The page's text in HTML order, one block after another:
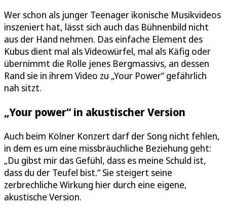
Wer schon als junger Teenager ikonische Musikvideos
inszeniert hat, lässt sich auch das Bühnenbild nicht
aus der Hand nehmen. Das einfache Element des
Kubus dient mal als Videowürfel, mal als Käfig oder
übernimmt die Rolle jenes Bergmassivs, an dessen
Rand sie in ihrem Video zu „Your Power“ gefährlich
nah sitzt.
„Your power“ in akustischer Version
Auch beim Kölner Konzert darf der Song nicht fehlen,
in dem es um eine missbräuchliche Beziehung geht:
„Du gibst mir das Gefühl, dass es meine Schuld ist,
dass du der Teufel bist.“ Sie steigert seine
zerbrechliche Wirkung hier durch eine eigene,
akustische Version.